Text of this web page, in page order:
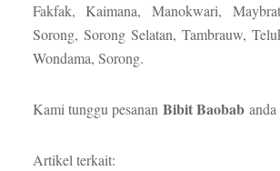
Fakfak, Kaimana, Manokwari,
Sorong, Sorong Selatan, Tambrauw,
Wondama, Sorong.
Kami tunggu pesananBibit Baobab anda
Artikel terkait: